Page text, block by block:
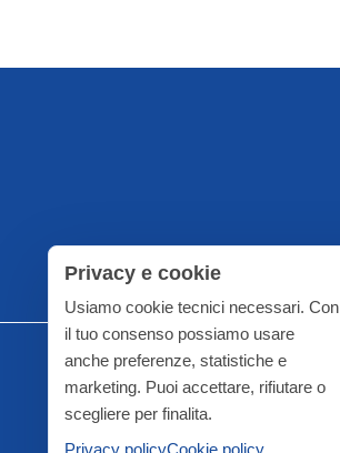
Privacy e cookie
Usiamo cookie tecnici necessari. Con
il tuo consenso possiamo usare
anche preferenze, statistiche e
marketing. Puoi accettare, rifiutare o
scegliere per finalita.
Privacy policyCookie policy